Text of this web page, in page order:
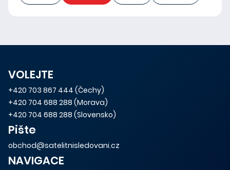
VOLEJTE
+420 703 867 444 (Čechy)
+420 704 688 288 (Morava)
+420 704 688 288 (Slovensko)
Pište
obchod@satelitnisledovani.cz
NAVIGACE